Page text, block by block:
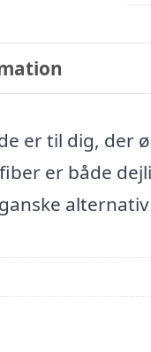
er til dig,
er både